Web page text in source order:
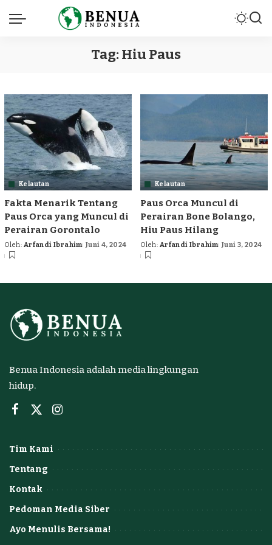
Tag:Hiu Paus
Kelautan
Fakta Menarik Tentang
Paus Orca yang Muncul di
Perairan Gorontalo
Posted
by
Oleh: Arfandi Ibrahim Juni 4, 2024
Kelautan
Paus Orca Muncul di
Perairan Bone Bolango,
Hiu Paus Hilang
Posted
by
Oleh: Arfandi Ibrahim Juni 3, 2024
Benua Indonesia adalah media lingkungan
hidup.
Tim Kami
Tentang
Kontak
Pedoman Media Siber
Ayo Menulis Bersama!